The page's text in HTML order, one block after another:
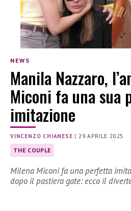
NEWS
Manila Nazzaro,
Miconi fa una sua
imitazione
VINCENZO CHIANESE |29 APRILE 2025
THE COUPLE
Milena Miconi fa una perfetta
dopo il pastiera gate: ecco il